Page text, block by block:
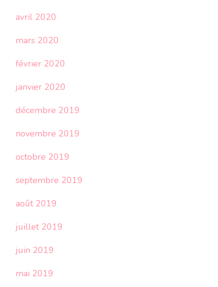
avril 2020
mars 2020
février 2020
janvier 2020
décembre 2019
novembre 2019
octobre 2019
septembre 2019
août 2019
juillet 2019
juin 2019
mai 2019